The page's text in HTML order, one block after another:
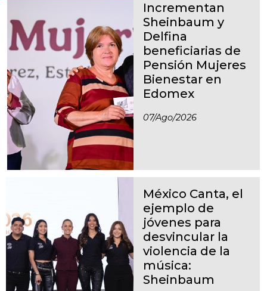
Incrementan
Sheinbaum y
Delfina
beneficiarias de
Pensión Mujeres
Bienestar en
Edomex
07/ago/2026
México Canta, el
ejemplo de
jóvenes para
desvincular la
violencia de la
música:
Sheinbaum